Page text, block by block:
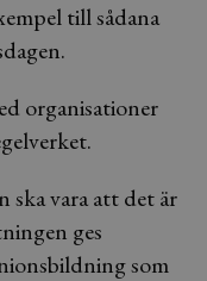
till sådana
organisationer
vara att det är
ges
som